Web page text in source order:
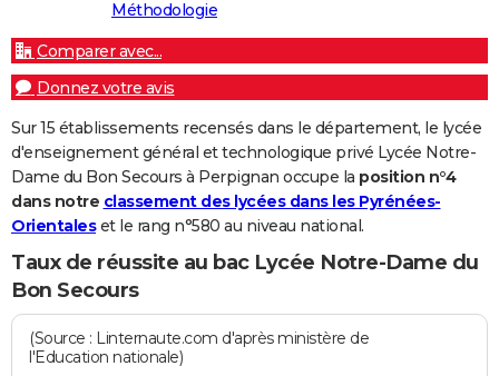
Méthodologie
Comparer avec...
Donnez votre avis
Sur 15 établissements recensés dans le département, le lycée
d'enseignement général et technologique privé Lycée Notre-
Dame du Bon Secours à Perpignan occupe la position n°4
dans notre classement des lycées dans les Pyrénées-
Orientaleset le rang n°580 au niveau national.
Taux de réussite au bac Lycée Notre-Dame du
Bon Secours
(Source : Linternaute.com d'après ministère de
l'Education nationale)